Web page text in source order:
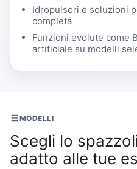
Idropulsori e soluzioni
completa
Funzioni evolute come
artificiale su modelli
MODELLI
Scegli lo
adatto alle tue